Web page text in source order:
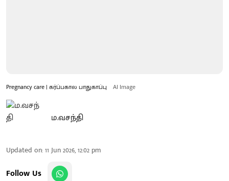
Pregnancy care | கர்ப்பகால பாதுகாப்பு AI Image
ம.வசந்தி
Updated on:11 Jun 2026, 12:02 pm
Follow Us